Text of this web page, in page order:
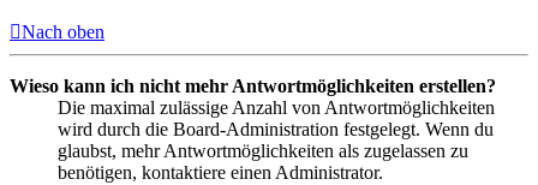
Nach oben
Wieso kann ich nicht mehr Antwortmöglichkeiten erstellen?
Die maximal zulässige Anzahl von Antwortmöglichkeiten
wird durch die Board-Administration festgelegt. Wenn du
glaubst, mehr Antwortmöglichkeiten als zugelassen zu
benötigen, kontaktiere einen Administrator.